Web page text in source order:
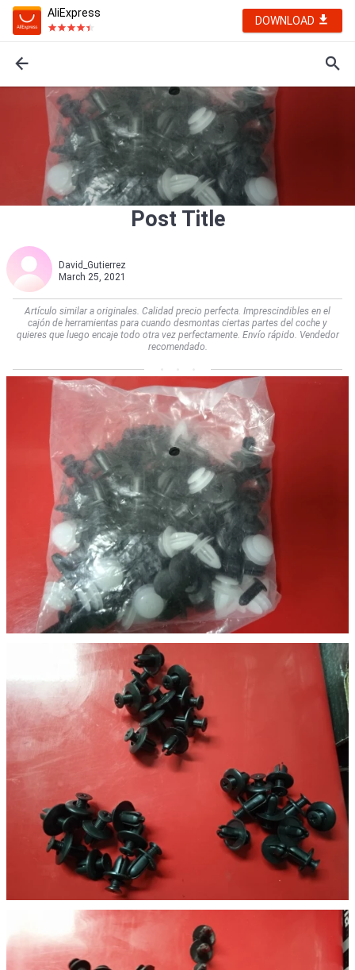
AliExpress
DOWNLOAD
Post Title
David_Gutierrez
March 25, 2021
Artículo similar a originales. Calidad precio perfecta. Imprescindibles en el
cajón de herramientas para cuando desmontas ciertas partes del coche y
quieres que luego encaje todo otra vez perfectamente. Envío rápido. Vendedor
recomendado.